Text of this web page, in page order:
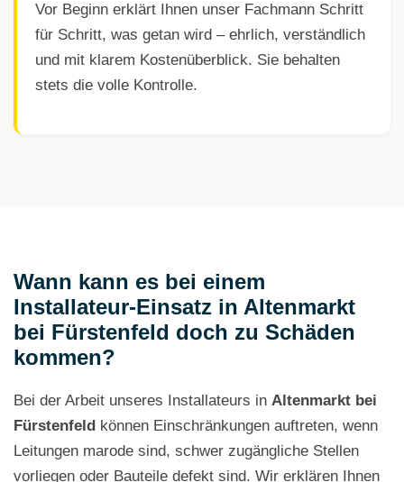
Vor Beginn erklärt Ihnen unser Fachmann Schritt
für Schritt, was getan wird – ehrlich, verständlich
und mit klarem Kostenüberblick. Sie behalten
stets die volle Kontrolle.
Wann kann es bei einem
Installateur-Einsatz in Altenmarkt
bei Fürstenfeld doch zu Schäden
kommen?
Bei der Arbeit unseres Installateurs in Altenmarkt bei
Fürstenfeld können Einschränkungen auftreten, wenn
Leitungen marode sind, schwer zugängliche Stellen
vorliegen oder Bauteile defekt sind. Wir erklären Ihnen